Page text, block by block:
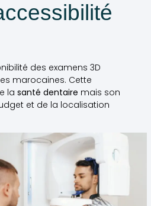
des examens 3D
marocaines. Cette
la santé dentaire mais son
et de la localisation